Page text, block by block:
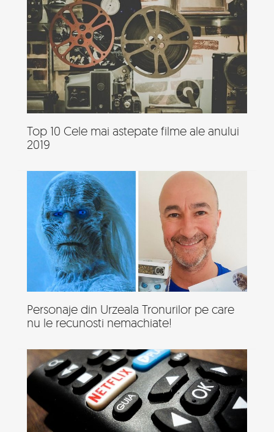
Top 10 Cele mai astepate filme ale anului
2019
Personaje din Urzeala Tronurilor pe care
nu le recunosti nemachiate!